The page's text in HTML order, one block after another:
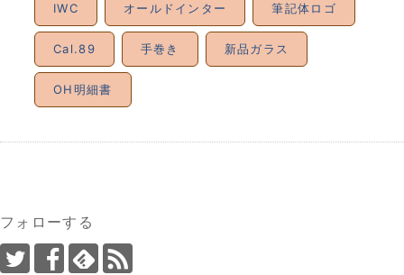
IWC オールドインター 筆記体ロゴ
Cal.89 手巻き 新品ガラス
OH明細書
フォローする